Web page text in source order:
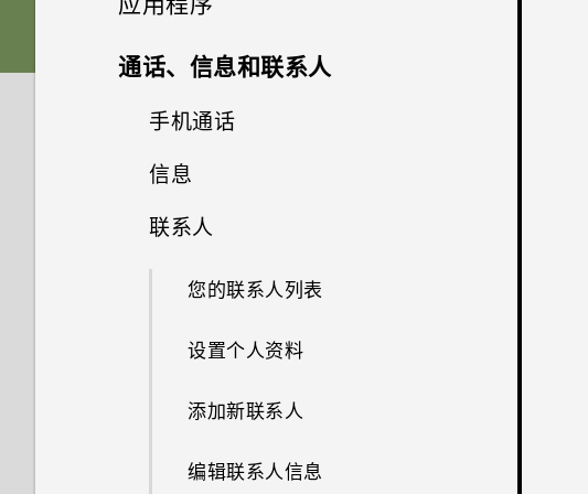
用？
如何将接入点添加到我的移动运
营商网络？
我无法退出某一应用程序。怎么
码？
如何启用开发人员选项?
如何查看正在运行的应用程序列
表？
可否将 micro SIM 卡裁剪为
载的主屏幕应用程序之间切换？
为何我的手机不响应 Motion
Launch 感应启动手势？
新版软件更新中有什么新功能和
特色？
如何在 HTC Sense 键盘和第三
时，我看到表示该卡速度较慢的
除？
我以前一直使用 HTC 备份。为
什么 HTC 备份中看不到备份选
项了？
我在旅行期间更改了时区。可否
市之间的时差？
如何切换到驾车模式？
计算器应用程序中是否提供高级
何重新打开？
如何设置默认的短信应用程序？
为何收不到使用 iPhone 的联系
办？
为何联系人应用程序中看不到最
nano SIM 卡
存储卡
为电池充电
打开或关闭电源
刷新内容
抓拍手机屏幕
HTC Sense 首页
屏幕导航按钮
更改第四导航键
重排导航按钮
从 HTC 备份还原内容
从 Android 手机传输内容
从 iPhone 传输内容的方式
通过 iCloud 传输 iPhone 内容
通过蓝牙从旧手机传输联系人
获取联系人等内容的其他方式
在手机和电脑之间传输照片、视
下载主题
什么是 HTC 主题？
删除主题
添加主题书签
从头创建您自己的主题
混搭主题
查找您的主题
共享主题
相机屏幕
选择拍摄模式
缩放
打开或关闭相机闪光灯
拍摄照片
提高拍摄质量的提示
录制视频
在录制视频时拍摄照片 — 视频
HTC BlinkFeed
什么是 HTC BlinkFeed？
打开或关闭 HTC BlinkFeed
餐厅建议
在 HTC BlinkFeed 中添加内容
相册
剪辑视频
更改视频回放速度
在相册中查看照片和视频
查看 HTC 360 度全景拍摄照片
从视频保存照片
相片编辑工具
选择一张照片进行编辑
调整照片
在照片上绘画
应用照片滤镜
美化人像
网页浏览器
浏览网页
将网页存为书签
使用浏览历史记录
清除浏览历史记录
娱乐
通话、信息和联系人
手机通话
用智能拨号拨打电话
拨打分机号
回拨未接来电
拨打紧急电话
收到来电
通话期间我可以做什么？
信息
发送彩信 (MMS)
恢复信息草稿
回复信息
转发信息
移动信息到安全信箱
联系人
您的联系人列表
设置个人资料
添加新联系人
编辑联系人信息